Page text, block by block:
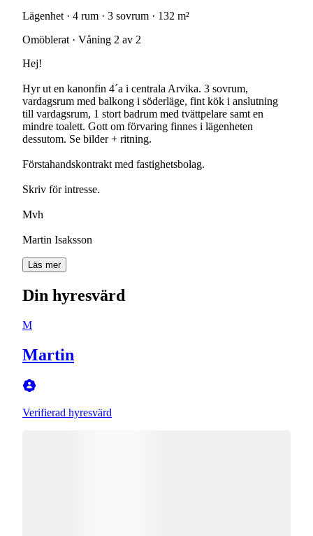
Lägenhet · 4 rum · 3 sovrum · 132 m²
Omöblerat · Våning 2 av 2
Hej!
Hyr ut en kanonfin 4´a i centrala Arvika. 3 sovrum,
vardagsrum med balkong i söderläge, fint kök i anslutning
till vardagsrum, 1 stort badrum med tvättpelare samt en
mindre toalett. Gott om förvaring finnes i lägenheten
dessutom. Se bilder + ritning.
Förstahandskontrakt med fastighetsbolag.
Skriv för intresse.
Mvh
Martin Isaksson
Läs mer
Din hyresvärd
M
Martin
Verifierad hyresvärd